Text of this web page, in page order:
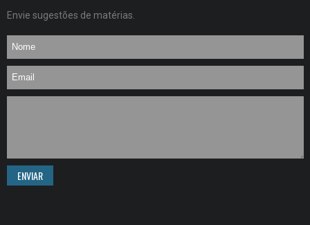
Envie sugestões de matérias.
ENVIAR